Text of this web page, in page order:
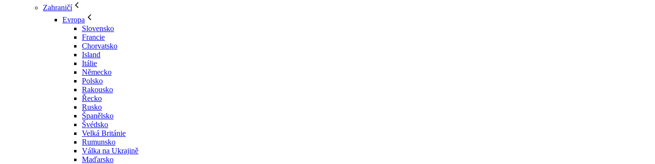
Zahraničí
Evropa
Slovensko
Francie
Chorvatsko
Island
Itálie
Německo
Polsko
Rakousko
Řecko
Rusko
Španělsko
Švédsko
Velká Británie
Rumunsko
Válka na Ukrajině
Maďarsko